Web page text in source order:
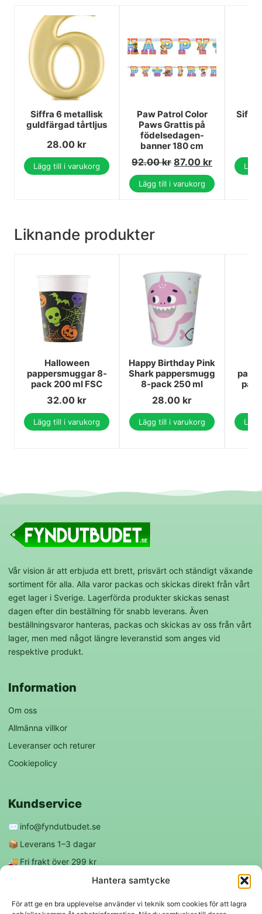
Hantera samtycke
För att ge en bra upplevelse använder vi teknik som cookies för att lagra
Siffra 6 metallisk
guldfärgad tårtljus
28.00 kr
Lägg till i varukorg
Paw Patrol Color
Paws Grattis på
födelsedagen-
banner 180 cm
92.00kr 87.00 kr
Lägg till i varukorg
Siffra
Liknande produkter
Halloween
pappersmuggar 8-
pack 200 ml FSC
32.00 kr
Lägg till i varukorg
Happy Birthday Pink
Shark pappersmugg
8-pack 250 ml
28.00 kr
Lägg till i varukorg
Vår vision är att erbjuda ett brett, prisvärt och ständigt växande
sortiment för alla. Alla varor packas och skickas direkt från vårt
eget lager i Sverige. Lagerförda produkter skickas senast
dagen efter din beställning för snabb leverans. Även
beställningsvaror hanteras, packas och skickas av oss från vårt
lager, men med något längre leveranstid som anges vid
respektive produkt.
Information
Om oss
Allmänna villkor
Leveranser och returer
Cookiepolicy
Kundservice
✉️ info@fyndutbudet.se
📦 Leverans 1–3 dagar
🚚 Fri frakt över 299 kr